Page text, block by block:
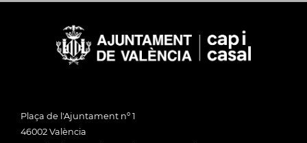
Plaça de l'Ajuntament nº 1
46002 València